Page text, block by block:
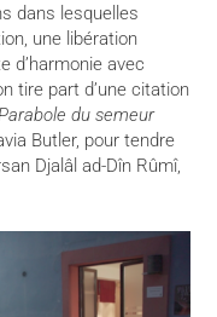
dans lesquelles
une libération
d’harmonie avec
tire part d’une citation
du semeur
Butler, pour tendre
Djalâl ad-Dîn Rûmî,